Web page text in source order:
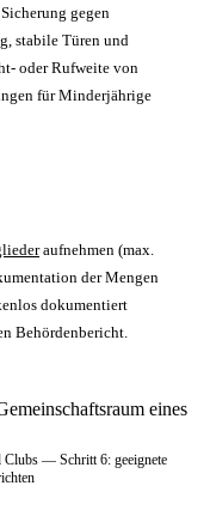
gegen
stabile Türen und
oder Rufweite von
für Minderjährige
aufnehmen (max.
der Mengen
dokumentiert
Behördenbericht.
Clubs — Schritt 6: geeignete